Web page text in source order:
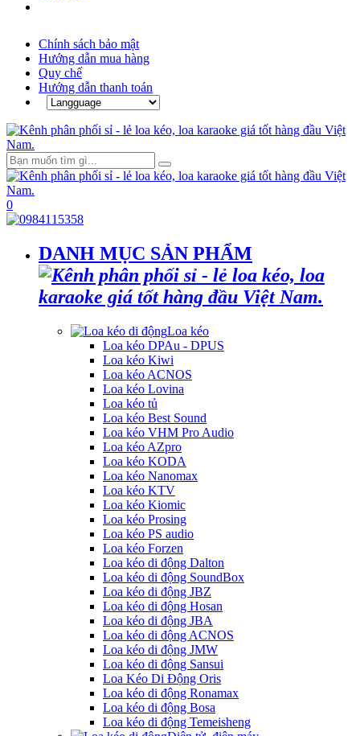
Chính sách bảo mật
Hướng dẫn mua hàng
Quy chế
Hướng dẫn thanh toán
0
DANH MỤC SẢN PHẨM
Loa kéo
Loa kéo DPAu - DPUS
Loa kéo Kiwi
Loa kéo ACNOS
Loa kéo Lovina
Loa kéo tủ
Loa kéo Best Sound
Loa kéo VHM Pro Audio
Loa kéo AZpro
Loa kéo KODA
Loa kéo Nanomax
Loa kéo KTV
Loa kéo Kiomic
Loa kéo Prosing
Loa kéo PS audio
Loa kéo Forzen
Loa kéo di động Dalton
Loa kéo di động SoundBox
Loa kéo di động JBZ
Loa kéo di động Hosan
Loa kéo di động JBA
Loa kéo di động ACNOS
Loa kéo di động JMW
Loa kéo di động Sansui
Loa Kéo Di Động Oris
Loa kéo di động Ronamax
Loa kéo di động Bosa
Loa kéo di động Temeisheng